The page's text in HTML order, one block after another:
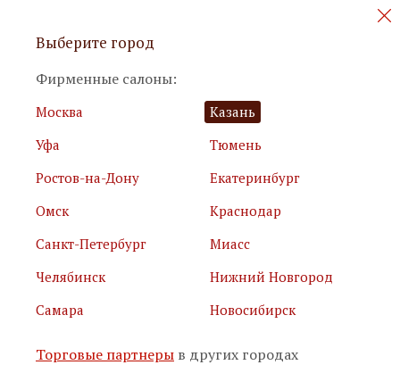
Персональные акции и новинки
Я принимаю
условия использования сайта
Я соглашаюсь сполитикой обработки персональных
Подписаться
Выберите город
Фирменные салоны:
Москва
Казань
Уфа
Тюмень
Ростов-на-Дону
Екатеринбург
Омск
Краснодар
Санкт-Петербург
Миасс
Челябинск
Нижний Новгород
Самара
Новосибирск
Торговые партнеры в других городах